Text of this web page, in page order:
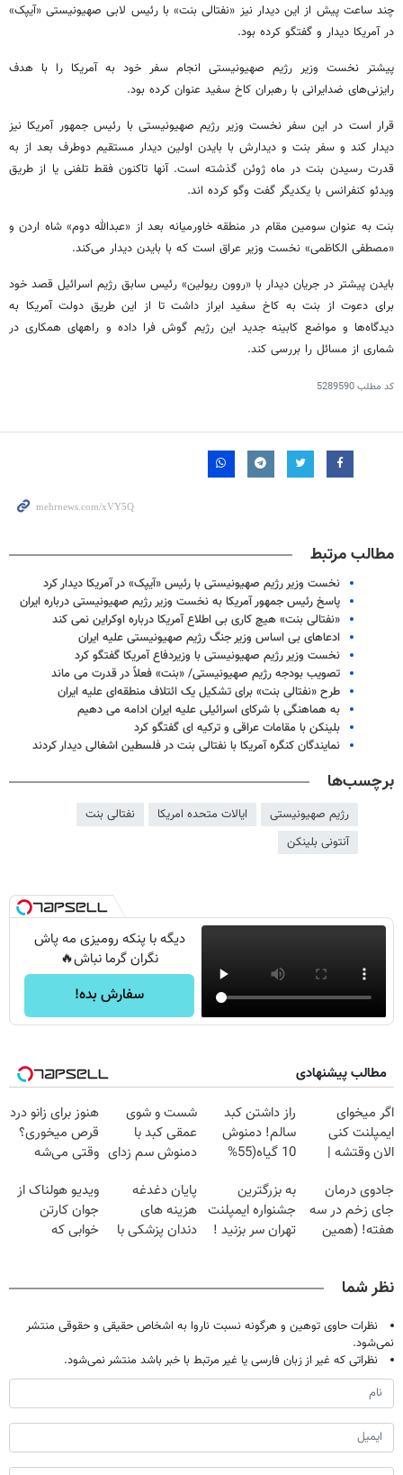
چند ساعت پیش از این دیدار نیز «نفتالی بنت» با رئیس لابی صهیونیستی «آیپک»
در آمریکا دیدار و گفتگو کرده بود.
پیشتر نخست وزیر رژیم صهیونیستی انجام سفر خود به آمریکا را با هدف
رایزنی‌های ضدایرانی با رهبران کاخ سفید عنوان کرده بود.
قرار است در این سفر نخست وزیر رژیم صهیونیستی با رئیس جمهور آمریکا نیز
دیدار کند و سفر بنت و دیدارش با بایدن اولین دیدار مستقیم دوطرف بعد از به
قدرت رسیدن بنتدر ماه ژوئن گذشته است. آنها تاکنون فقط تلفنی یا از طریق
ویدئو کنفرانس با یکدیگر گفت وگو کرده اند.
بنت به عنوان سومین مقام در منطقه خاورمیانه بعد از «عبدالله دوم» شاه اردن و
«مصطفی الکاظمی» نخست وزیر عراق است که با بایدن دیدار می‌کند.
بایدن پیشتر در جریان دیدار با «روون ریولین» رئیس سابق رژیم اسرائیل قصد خود
برای دعوت از بنتبه کاخ سفید ابراز داشت تا از این طریق دولت آمریکا به
دیدگاه‌ها و مواضع کابینه جدید این رژیم گوش فرا داده و راههایهمکاری در
شماری از مسائل را بررسی کند.
کد مطلب5289590
مطالب مرتبط
نخست وزیر رژیم صهیونیستی با رئیس «آیپک» در آمریکا دیدار کرد
پاسخ رئیس جمهور آمریکا به نخست وزیر رژیم صهیونیستی درباره ایران
«نفتالی بنت» هیچ کاری بی اطلاع آمریکا درباره اوکراین نمی کند
ادعاهای بی اساس وزیر جنگ رژیم صهیونیستی علیه ایران
نخست وزیر رژیم صهیونیستی با وزیردفاع آمریکا گفتگو کرد
تصویب بودجه رژیم صهیونیستی/ «بنت» فعلاً در قدرت می ماند
طرح «نفتالی بنت» برای تشکیل یک ائتلاف منطقه‌ای علیه ایران
به هماهنگی با شرکای اسرائیلی علیه ایران ادامه می دهیم
بلینکن با مقامات عراقی و ترکیه ای گفتگو کرد
نمایندگان کنگره آمریکا با نفتالی بنت در فلسطین اشغالی دیدار کردند
برچسب‌ها
رژیم صهیونیستی ایالات متحده امریکا
نفتالی بنت
آنتونی بلینکن
دیگه با پنکه رومیزی مه پاش
نگران گرما نباش🔥
سفارش بده!
مطالب پیشنهادی
اگر میخوای
ایمپلنت کنی
الان وقتشه |
میلیون تومان!!!
راز داشتن کبد
سالم! دمنوش
10 گیاه(55%
شست و شوی
عمقی کبد با
دمنوش سم زدای
هنوز برای زانو درد
قرص میخوری؟
وقتی می‌شه
درمانش کرد؟؟؟؟
جادوی درمان
جای زخم در سه
هفته! (همین
به بزرگترین
جشنواره ایمپلنت
تهران سر بزنید !
پایان دغدغه
هزینه های
دندان پزشکی با
ویدیو هولناک از
جوان کارتن
خوابی که
نظر شما
نظرات حاوی توهین و هرگونه نسبت ناروا به اشخاص حقیقی و حقوقی منتشر
نمی‌شود.
نظراتی که غیر از زبان فارسی یا غیر مرتبط با خبر باشد منتشر نمی‌شود.